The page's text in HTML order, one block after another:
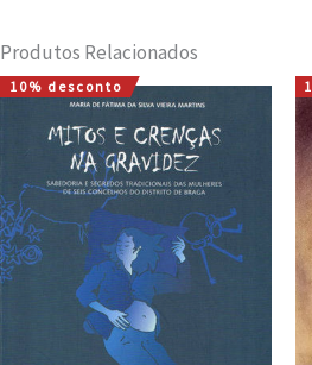
Produtos Relacionados
10% desconto
O
original
era:
16,80 €.
O
atual
é:
15,12 €.